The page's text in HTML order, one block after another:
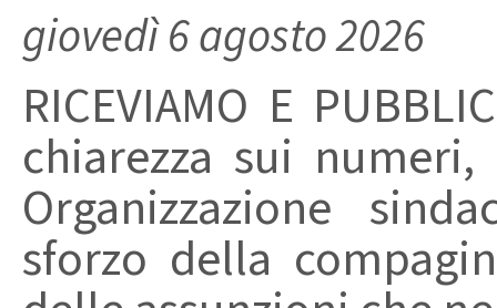
giovedì 6 agosto 2026
RICEVIAMO E
chiarezza sui
Organizzazione
sforzo della